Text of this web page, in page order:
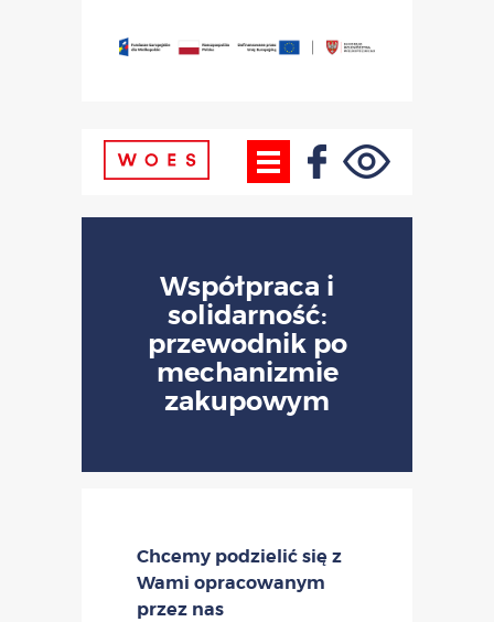
Współpraca i
solidarność:
przewodnik po
mechanizmie
zakupowym
Chcemy podzielić się z
Wami opracowanym
przez nas